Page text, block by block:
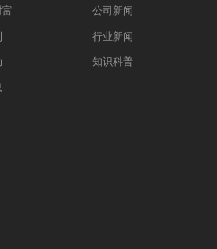
公司新闻
行业新闻
知识科普